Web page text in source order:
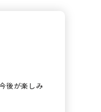
後が楽しみ